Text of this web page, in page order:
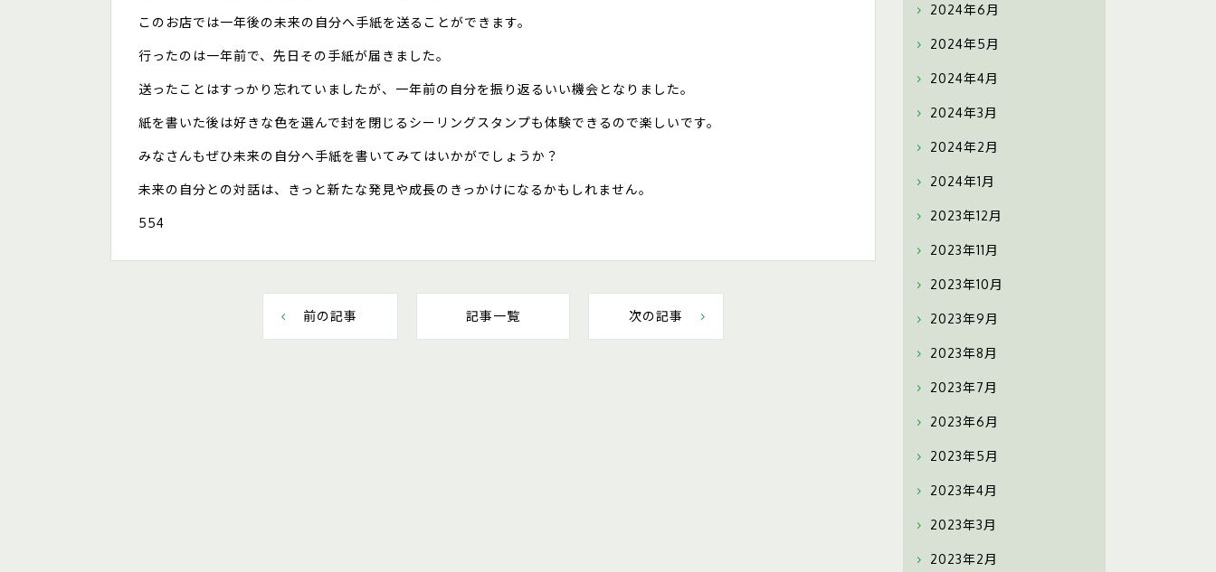
2024年6月
2024年5月
2024年4月
2024年3月
2024年2月
2024年1月
2023年12月
2023年11月
2023年10月
2023年9月
2023年8月
2023年7月
2023年6月
2023年5月
2023年4月
2023年3月
2023年2月
このお店では一年後の未来の自分へ手紙を送ることができます。
行ったのは一年前で、先日その手紙が届きました。
送ったことはすっかり忘れていましたが、一年前の自分を振り返るいい機会となりました。
紙を書いた後は好きな色を選んで封を閉じるシーリングスタンプも体験できるので楽しいです。
みなさんもぜひ未来の自分へ手紙を書いてみてはいかがでしょうか？
未来の自分との対話は、きっと新たな発見や成長のきっかけになるかもしれません。
554
前の記事 記事一覧 次の記事